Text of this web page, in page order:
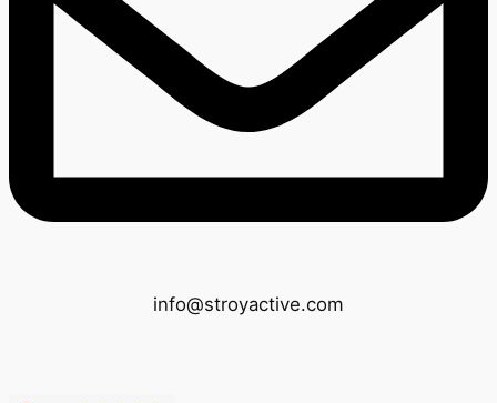
info@stroyactive.com